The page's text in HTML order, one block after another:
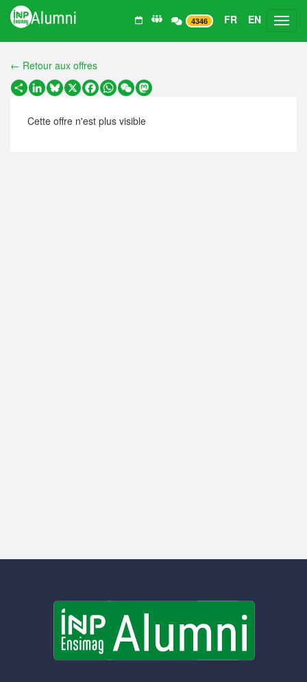
4346 FR EN
← Retour aux offres
PartagerLinkedIn
Bluesky
X Facebook
WhatsApp
WeChatMastodon
Cette offre n'est plus visible